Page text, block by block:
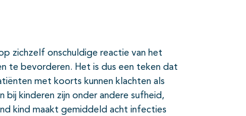
zichzelf onschuldige reactie van het
te bevorderen. Het is dus een teken dat
met koorts kunnen klachten als
bij kinderen zijn onder andere sufheid,
kind maakt gemiddeld acht infecties